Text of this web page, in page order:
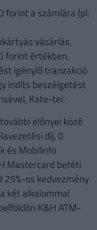
forint a számlára (pl.
vásárlás,
forint értékben,
igénylő tranzakció
indíts beszélgetést
Kate-tel.
előnyei közé
díj, 0
és Mobilinfo
Mastercard betéti
25%-os kedvezmény
két alkalommal
K&H ATM-